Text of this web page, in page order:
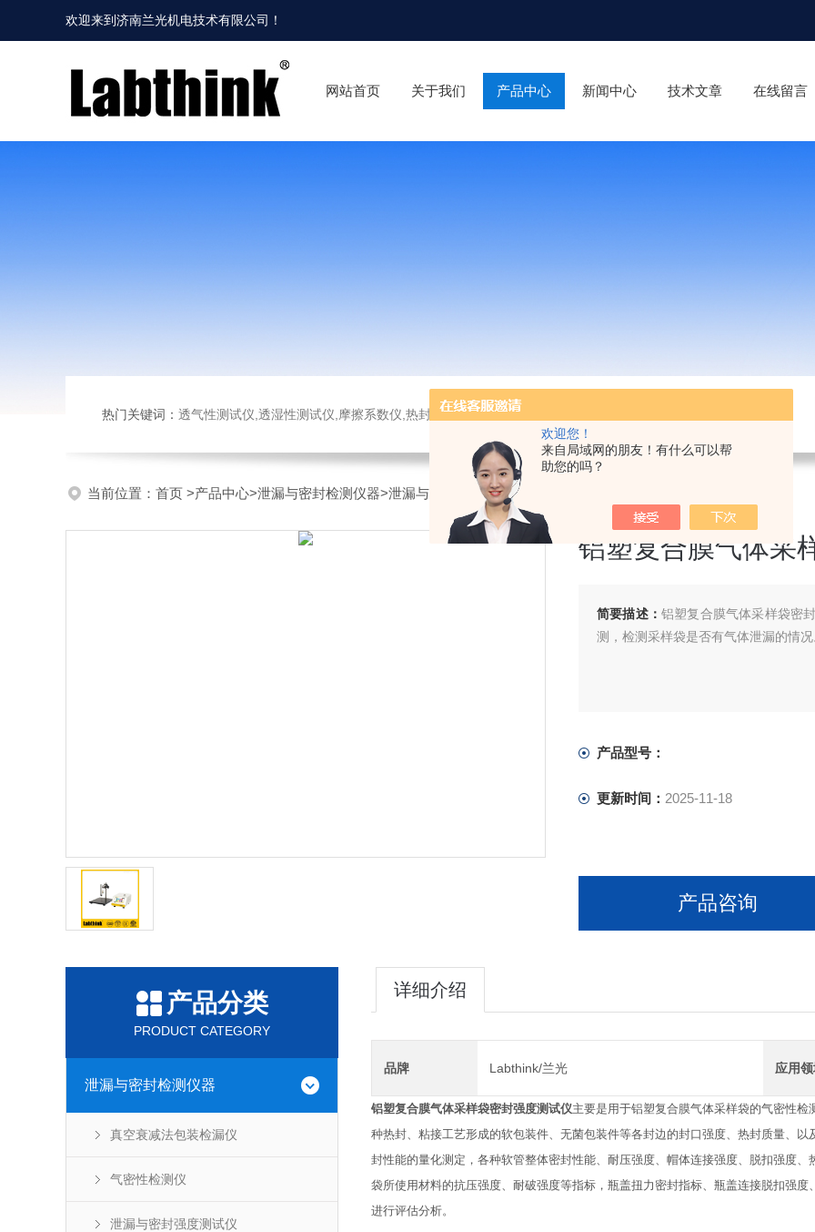
欢迎您！
来自局域网的朋友！有什么可以帮
助您的吗？
欢迎来到济南兰光机电技术有限公司 ！
网站首页 关于我们 产品中心 新闻中心 技术文章 在线留言
热门关键词： 透气性测试仪,透湿性测试仪,摩擦系数仪,热封试验仪,密封试验仪,等压法透氧仪,电子拉力试验机,测厚仪,瓶盖扭矩仪,顶空残氧仪
当前位置： 首页 >产品中心>泄漏与密封检测仪器>泄漏与密封强度测试仪
铝塑复合膜气体采
简要描述： 铝塑复合膜气体采样袋密
测，检测采样袋是否有气体泄漏的情况
产品型号：
更新时间： 2025-11-18
产品咨询
产品分类
PRODUCT CATEGORY
泄漏与密封检测仪器
真空衰减法包装检漏仪
气密性检测仪
泄漏与密封强度测试仪
详细介绍
品牌 Labthink/兰光 应用
铝塑复合膜气体采样袋密封强度测试仪主要是用于铝塑复合膜气体采样袋的气密性检
种热封、粘接工艺形成的软包装件、无菌包装件等各封边的封口强度、热封质量、
封性能的量化测定，各种软管整体密封性能、耐压强度、帽体连接强度、脱扣强度
袋所使用材料的抗压强度、耐破强度等指标，瓶盖扭力密封指标、瓶盖连接脱扣强
进行评估分析。